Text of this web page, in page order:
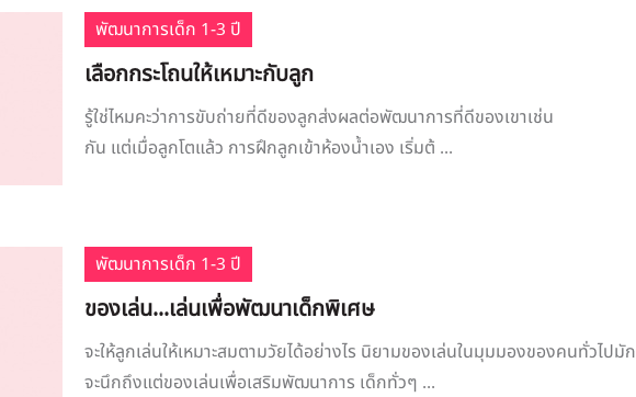
พัฒนาการเด็ก 1-3 ปี
เลือกกระโถนให้เหมาะกับลูก
รู้ใช่ไหมคะว่าการขับถ่ายที่ดีของลูกส่งผลต่อพัฒนาการที่ดีของเขาเช่น
กัน แต่เมื่อลูกโตแล้ว การฝึกลูกเข้าห้องน้ำเอง เริ่มต้ ...
พัฒนาการเด็ก 1-3 ปี
ของเล่น...เล่นเพื่อพัฒนาเด็กพิเศษ
จะให้ลูกเล่นให้เหมาะสมตามวัยได้อย่างไร นิยามของเล่นในมุมมองของคนทั่วไปมัก
จะนึกถึงแต่ของเล่นเพื่อเสริมพัฒนาการ เด็กทั่วๆ ...